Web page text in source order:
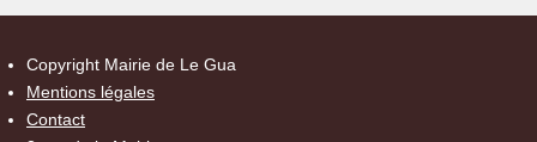
Copyright Mairie de Le Gua
Mentions légales
Contact